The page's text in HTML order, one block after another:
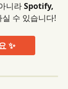
니라 Spotify,
수 있습니다!
✨